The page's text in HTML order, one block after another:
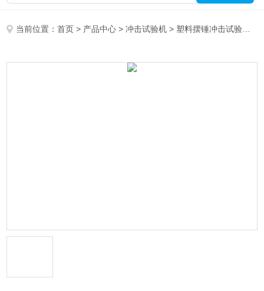
当前位置：首页 > 产品中心 >冲击试验机 > 塑料摆锤冲击试验机